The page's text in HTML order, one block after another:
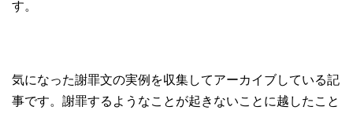
す。
気になった謝罪文の実例を収集してアーカイブしている記
事です。謝罪するようなことが起きないことに越したこと